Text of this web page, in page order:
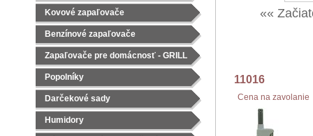
Kovové zapaľovače
Benzínové zapaľovače
Zapaľovače pre domácnosť - GRILL
Popolníky
Darčekové sady
Čajové sady
Humidory
««
11016
Cena na zavolanie